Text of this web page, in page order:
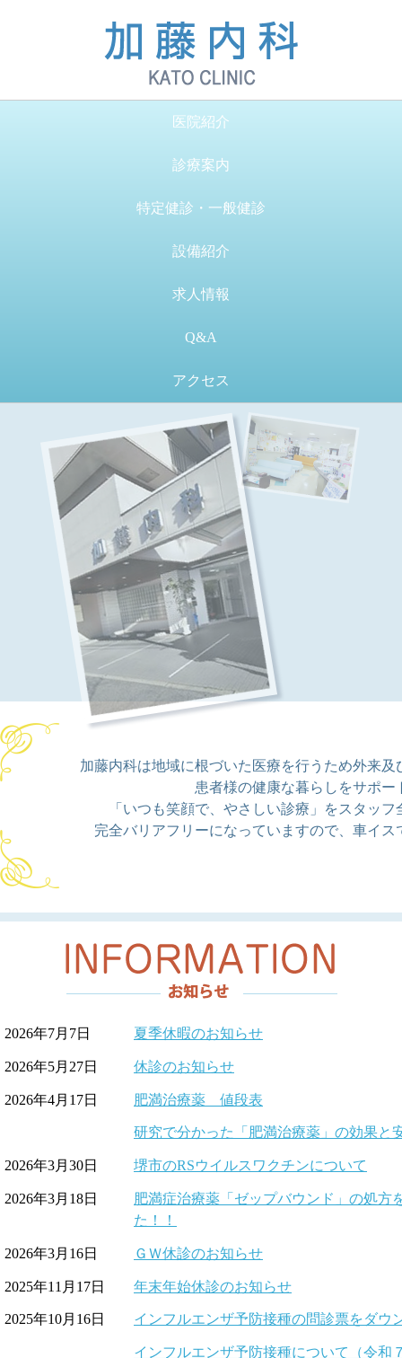
医院紹介
診療案内
特定健診・一般健診
設備紹介
求人情報
Q&A
アクセス
加藤内科は地域に根づいた医療を行うため外来
患者様の健康な暮らしをサポー
「いつも笑顔で、やさしい診療」をスタッ
完全バリアフリーになっていますので、車イ
2026年7月7日 夏季休暇のお知らせ
2026年5月27日 休診のお知らせ
2026年4月17日 肥満治療薬 値段表
研究で分かった「肥満治療薬」の効果と
2026年3月30日 堺市のRSウイルスワクチンについて
2026年3月18日
肥満症治療薬「ゼップバウンド」の処方
た！！
2026年3月16日 ＧＷ休診のお知らせ
2025年11月17日 年末年始休診のお知らせ
2025年10月16日 インフルエンザ予防接種の問診票をダウ
インフルエンザ予防接種について（令和